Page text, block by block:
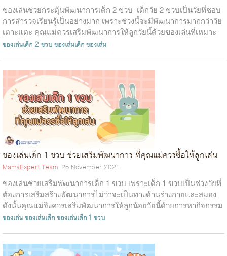
ของเล่นช่วยกระตุ้นพัฒนาการเด็ก 2 ขวบ เด็กวัย 2 ขวบเป็นวัยที่ชอบ
การสำรวจเรียนรู้เป็นอย่างมาก เพราะช่วงนี้จะมีพัฒนาการมากกว่าวัย
เตาะแตะ คุณแม่ควรเสริมพัฒนาการให้ลูกวัยนี้ด้วยของเล่นที่เหมาะ
สม...
ของเล่นเด็ก 2 ขวบของเล่นเด็กของเล่น
ของเล่นเด็ก 1 ขวบ ช่วยเสริมพัฒนาการ ที่คุณแม่ควรซื้อให้ลูกเล่น
MamaExpert Team 25 November 2021
ของเล่นช่วยเสริมพัฒนาการเด็ก 1 ขวบ เพราะเด็ก 1 ขวบเป็นช่วงวัยที่
ต้องการเสริมสร้างพัฒนาการไม่ว่าจะเป็นทางด้านร่างกายและสมอง
ดังนั้นคุณแม่จึงควรเสริมพัฒนาการให้ลูกน้อยวัยนี้ด้วยการหากิจกรรม
หรือของเ...
ของเล่นของเล่นเด็กของเล่นเด็ก 1 ขวบ